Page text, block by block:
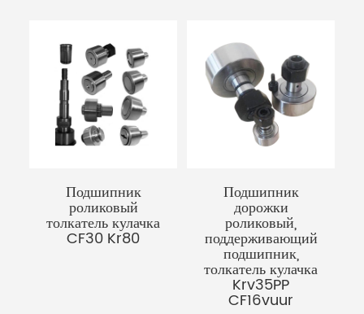
Подшипник
роликовый
толкатель кулачка
CF30 Kr80
Подшипник
дорожки
роликовый,
поддерживающий
подшипник,
толкатель кулачка
Krv35PP
CF16vuur